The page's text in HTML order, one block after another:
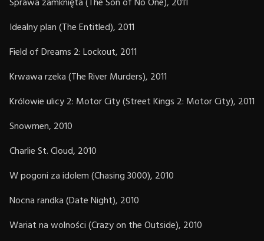
Idealny plan (The Entitled), 2011
Field of Dreams 2: Lockout, 2011
Krwawa rzeka (The River Murders), 2011
Królowie ulicy 2: Motor City (Street Kings 2: Motor City), 2011
Snowmen, 2010
Charlie St. Cloud, 2010
W pogoni za idolem (Chasing 3000), 2010
Nocna randka (Date Night), 2010
Wariat na wolności (Crazy on the Outside), 2010